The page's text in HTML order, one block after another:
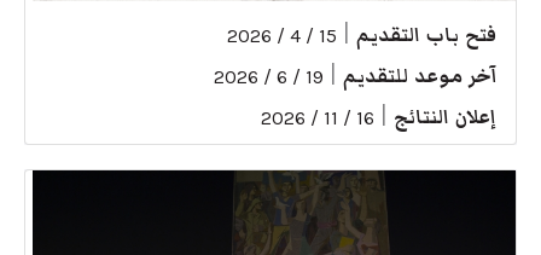
فتح باب التقديم 15 / 4 / 2026
آخر موعد للتقديم 19 / 6 / 2026
إعلان النتائج 16 / 11 / 2026